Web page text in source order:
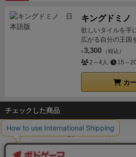
ダイス選びの苦しさを緩和す
払って乗客ダイス1個を隣の
出来る。この効果に回数制
イス何個でも何ゲートでも
のがあります。このゲートの
お金さえ払えば好きなダイ
せて飛行機に乗せる事が出
くゲームを楽しんで欲しい」
られる部分です。もちろん，
より高得点を目指す動きとい
ますし，1点をめぐる熾烈な
キングドミノ
欲しいタイルを手
広がる自分の王国
¥ 3,300 （税込）
2～4人 15～
カ
チェックした商品